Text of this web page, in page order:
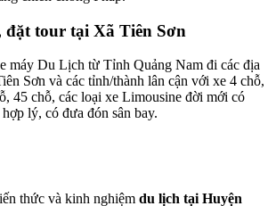
đặt tour tại Xã Tiên Sơn
máy Du Lịch từ Tỉnh Quảng Nam đi các địa
Sơn và các tỉnh/thành lân cận với xe 4 chỗ,
45 chỗ, các loại xe Limousine đời mới có
lý, có đưa đón sân bay.
thức và kinh nghiệm du lịch tại Huyện